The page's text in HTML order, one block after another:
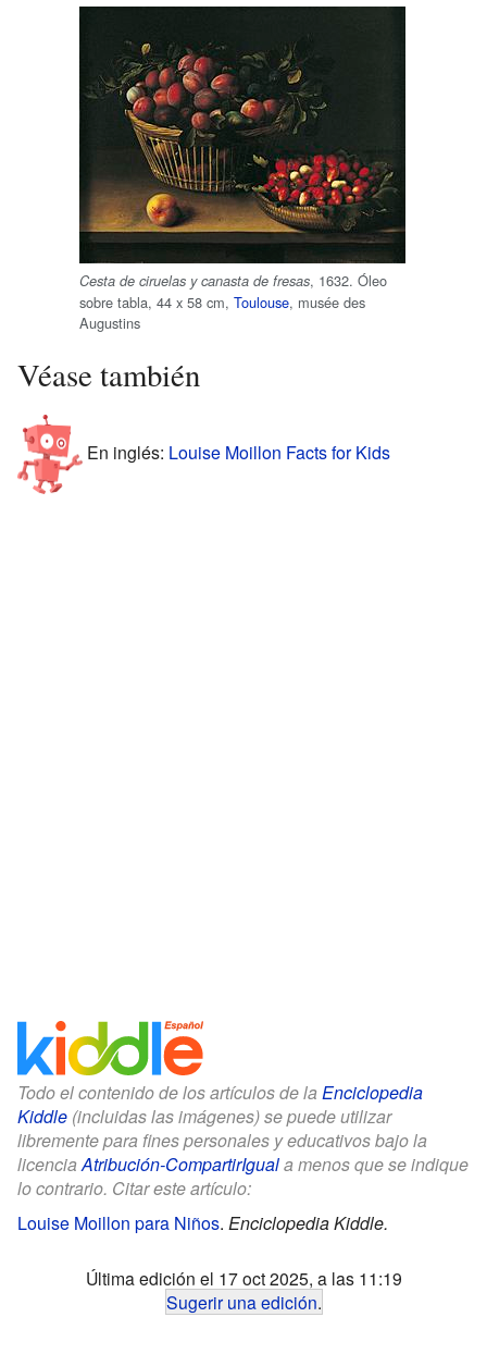
Cesta de ciruelas y canasta de fresas, 1632. Óleo
sobre tabla, 44 x 58 cm, Toulouse, musée des
Augustins
Véase también
En inglés: Louise Moillon Facts for Kids
Todo el contenido de los artículos de la Enciclopedia
Kiddle (incluidas las imágenes) se puede utilizar
libremente para fines personales y educativos bajo la
licenciaAtribución-CompartirIguala menos que se indique
lo contrario. Citar este artículo:
Louise Moillon para Niños. Enciclopedia Kiddle.
Última edición el 17 oct 2025, a las 11:19
Sugerir una edición.